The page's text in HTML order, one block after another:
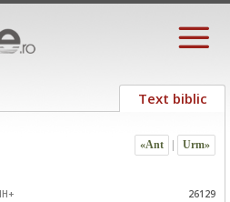
Text biblic
«Ant Urm»
26129